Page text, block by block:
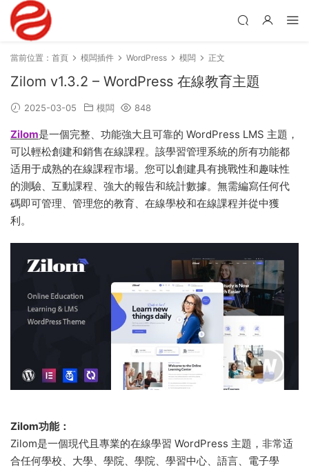
當前位置： 首頁 模闆插件 WordPress 模闆 正文
Zilom v1.3.2 – WordPress 在線教育主題
2025-03-05 模闆 848
Zilom是一個完整、功能強大且可靠的 WordPress LMS 主題，
可以輕松創建和銷售在線課程。該學習管理系統的所有功能都
适用于成熟的在線課程市場。您可以創建具有挑戰性和趣味性
的測驗、互動課程、強大的報告和統計數據。無需編寫任何代
碼即可管理、管理您的教育、在線學校和在線課程并從中獲
利。
Zilom功能：
Zilom是一個現代且專業的在線學習 WordPress 主題，非常适
合任何學校、大學、學院、學院、學習中心、語言、電子學